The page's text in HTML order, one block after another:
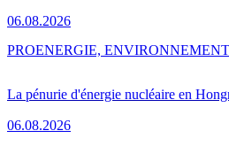
06.08.2026
La pénurie d'énergie nucléaire en
06.08.2026
PROENERGIE,